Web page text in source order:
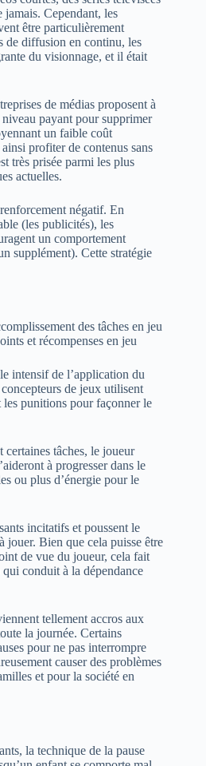
Cependant, les
être particulièrement
de diffusion en continu, les
du visionnage, et il était
de médias proposent à
payant pour supprimer
un faible coût
profiter de contenus sans
très prisée parmi les plus
actuelles.
négatif. En
(les publicités), les
un comportement
supplément). Cette stratégie
des tâches en jeu
et récompenses en jeu
intensif de l’application du
de jeux utilisent
les punitions pour façonner le
certaines tâches, le joueur
à progresser dans le
ou plus d’énergie pour le
incitatifs et poussent le
jouer. Bien que cela puisse être
de vue du joueur, cela fait
conduit à la dépendance
tellement accros aux
la journée. Certains
pour ne pas interrompre
causer des problèmes
et pour la société en
la technique de la pause